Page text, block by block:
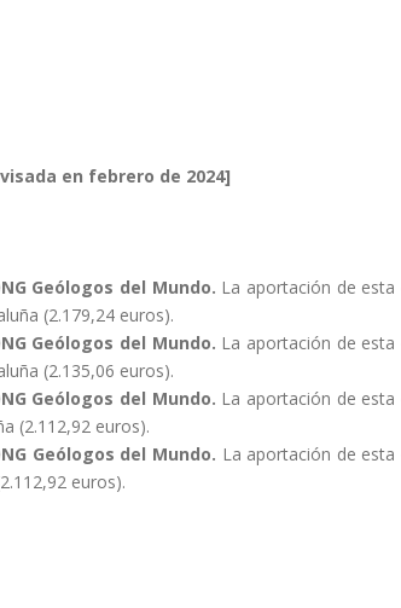
en febrero de 2024]
Geólogos del Mundo. La aportación de esta
(2.179,24 euros).
Geólogos del Mundo. La aportación de esta
(2.135,06 euros).
Geólogos del Mundo. La aportación de esta
(2.112,92 euros).
Geólogos del Mundo. La aportación de esta
euros).